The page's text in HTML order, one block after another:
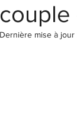
couple
Dernière mise à jour